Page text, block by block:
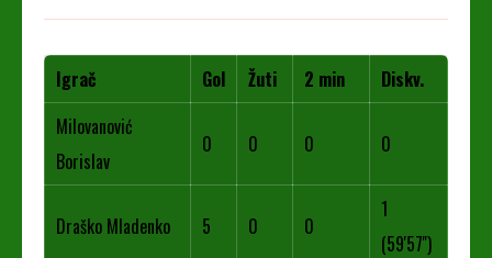
Igrač Gol Žuti 2 min
Diskv.
Milovanović
Borislav
0 0 0 0
Draško Mladenko 5 0 0
1
(59'57'')